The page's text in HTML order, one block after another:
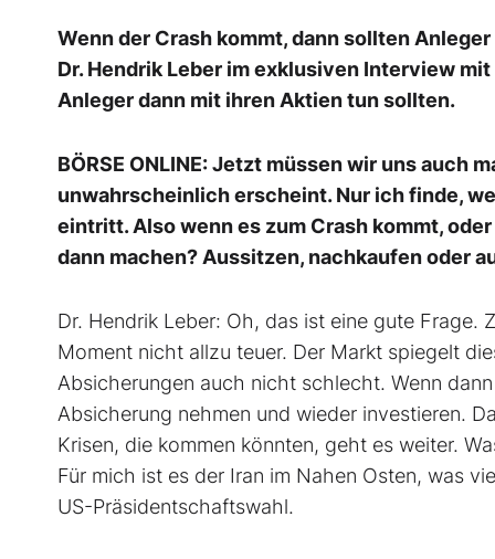
Wenn der Crash kommt, dann sollten
Dr. Hendrik Leber im exklusiven Interview
Anleger dann mit ihren Aktien tun sollten.
BÖRSE ONLINE: Jetzt müssen wir uns auch
unwahrscheinlich erscheint. Nur ich finde,
eintritt. Also wenn es zum Crash kommt,
dann machen? Aussitzen, nachkaufen oder
Dr. Hendrik Leber: Oh, das ist eine gute
Moment nicht allzu teuer. Der Markt spiegelt
Absicherungen auch nicht schlecht. Wenn
Absicherung nehmen und wieder investieren.
Krisen, die kommen könnten, geht es weiter.
Für mich ist es der Iran im Nahen Osten, was
US-Präsidentschaftswahl.